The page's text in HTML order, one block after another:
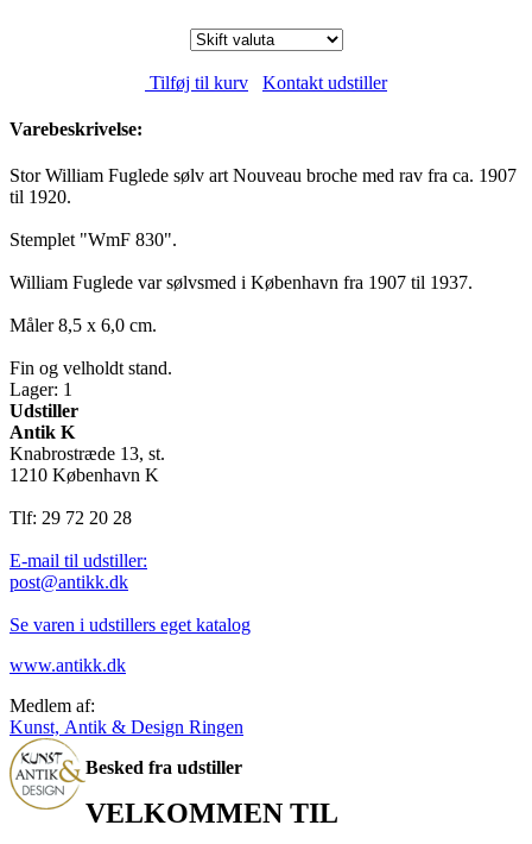
Tilføj til kurv Kontakt udstiller
Varebeskrivelse:
Stor William Fuglede sølv art Nouveau broche med rav fra ca. 1907
til 1920.
Stemplet "WmF 830".
William Fuglede var sølvsmed i København fra 1907 til 1937.
Måler 8,5 x 6,0 cm.
Fin og velholdt stand.
Lager: 1
Udstiller
Antik K
Knabrostræde 13, st.
1210 København K
Tlf: 29 72 20 28
E-mail til udstiller:
post@antikk.dk
Se varen i udstillers eget katalog
www.antikk.dk
Medlem af:
Kunst, Antik & Design Ringen
Besked fra udstiller
VELKOMMEN TIL